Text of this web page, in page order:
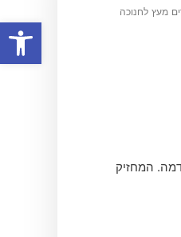
פתח
מעץ לחנוכה
המחזיק